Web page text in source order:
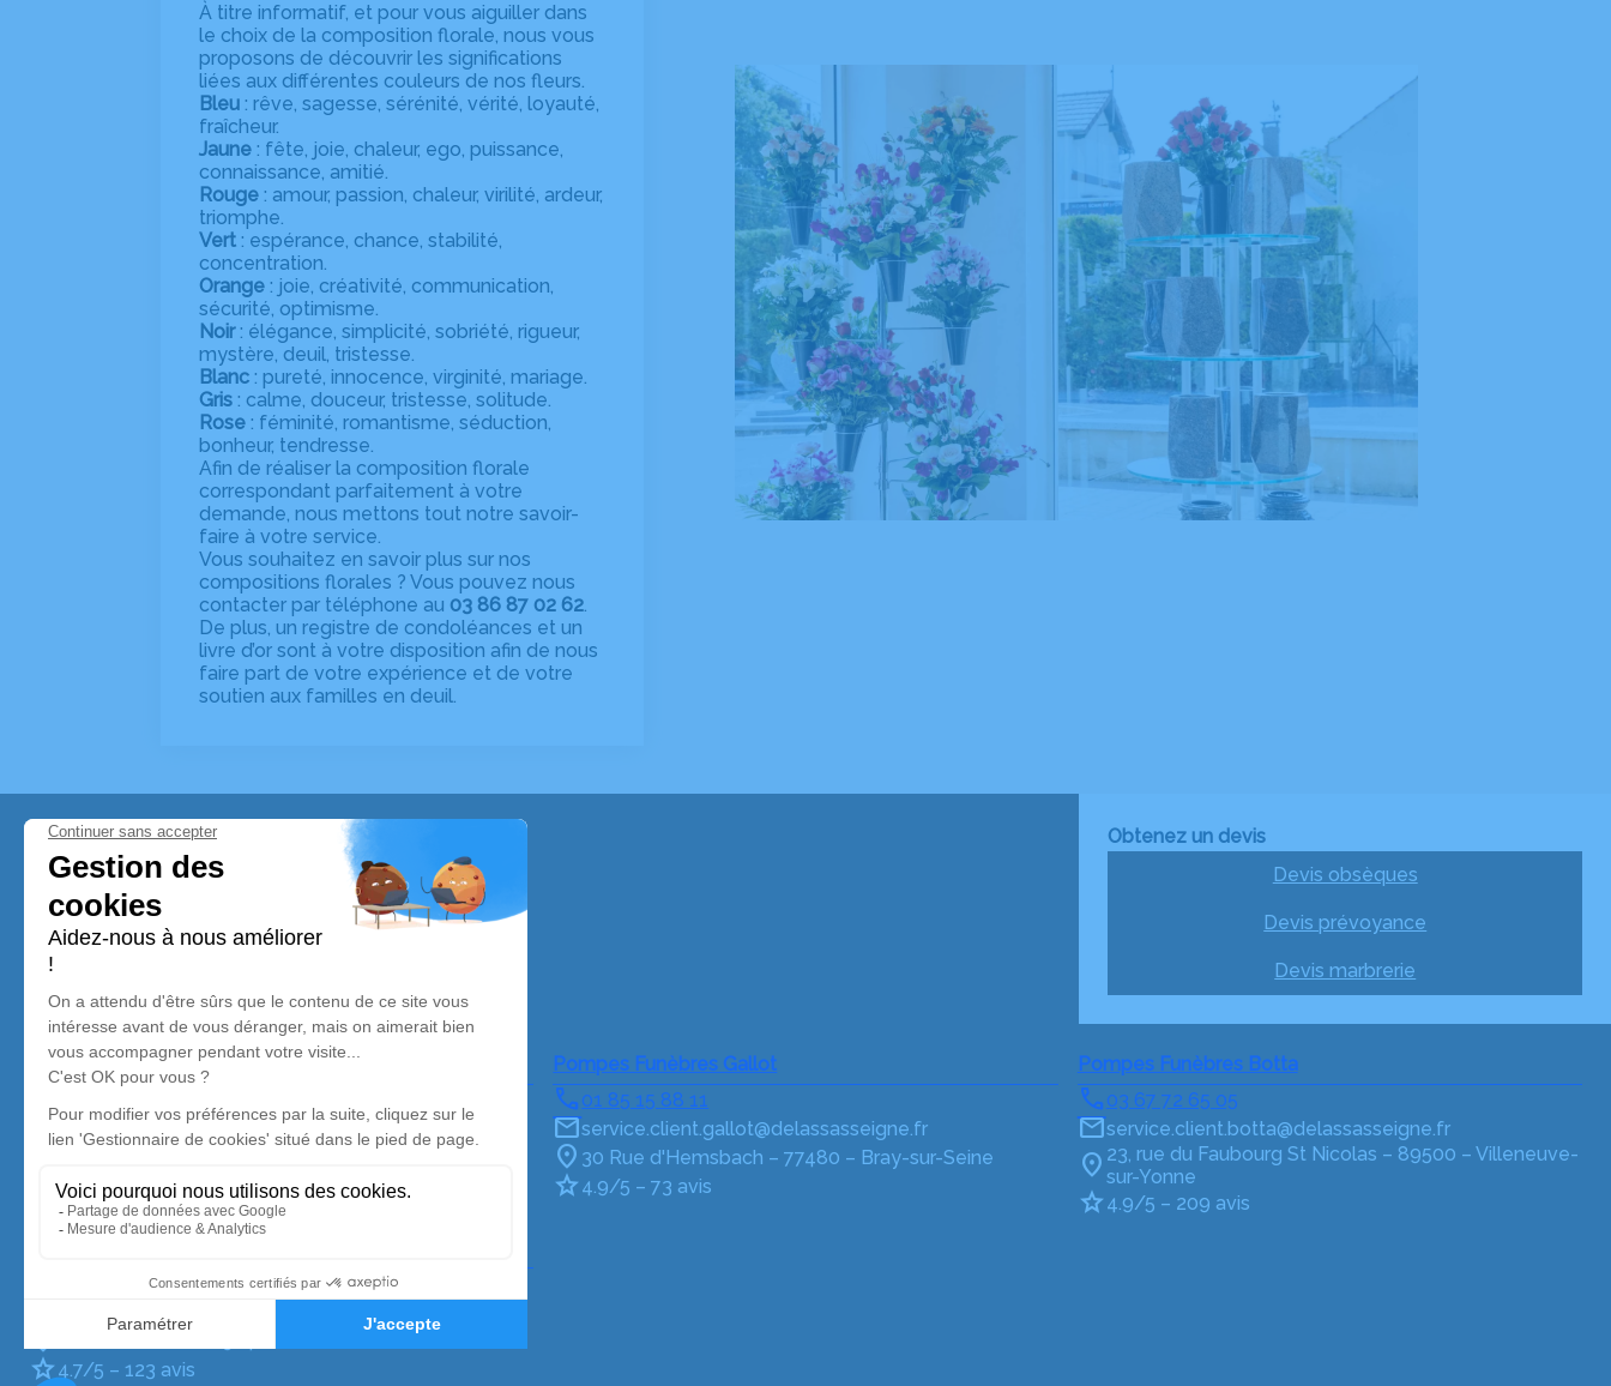
À titre informatif, et pour vous aiguiller dans
le choix de la composition florale, nous vous
proposons de découvrir les significations
liées aux différentes couleurs de nos fleurs.
Bleu: rêve, sagesse, sérénité, vérité, loyauté,
fraîcheur.
Jaune: fête, joie, chaleur, ego, puissance,
connaissance, amitié.
Rouge: amour, passion, chaleur, virilité, ardeur,
triomphe.
Vert: espérance, chance, stabilité,
concentration.
Orange: joie, créativité, communication,
sécurité, optimisme.
Noir: élégance, simplicité, sobriété, rigueur,
mystère, deuil, tristesse.
Blanc: pureté, innocence, virginité, mariage.
Gris: calme, douceur, tristesse, solitude.
Rose: féminité, romantisme, séduction,
bonheur, tendresse.
Afin de réaliser la composition florale
correspondant parfaitement à votre
demande, nous mettons tout notre savoir-
faire à votre service.
Vous souhaitez en savoir plus sur nos
compositions florales ? Vous pouvez nous
contacter par téléphone au 03 86 87 02 62.
De plus, un registre de condoléances et un
livre d’or sont à votre disposition afin de nous
faire part de votre expérience et de votre
soutien aux familles en deuil.
Services Funéraires Delassasseigne
Obtenez un devis
Devis obsèques
Devis prévoyance
Devis marbrerie
Nos agences
Pompes Funèbres Delassasseigne
service.client.sens@delassasseigne.fr
4.7/5 – 370 avis
Pompes Funèbres Gallot
01 85 15 88 11
service.client.gallot@delassasseigne.fr
30 Rue d'Hemsbach – 77480 – Bray-sur-Seine
4.9/5 – 73 avis
Pompes Funèbres Botta
03 67 72 65 05
service.client.botta@delassasseigne.fr
23, rue du Faubourg St Nicolas – 89500 – Villeneuve-
sur-Yonne
4.9/5 – 209 avis
03 67 72 90 12
Route de Paris – 89140 – Pont-sur-Yonne
4.7/5 – 123 avis